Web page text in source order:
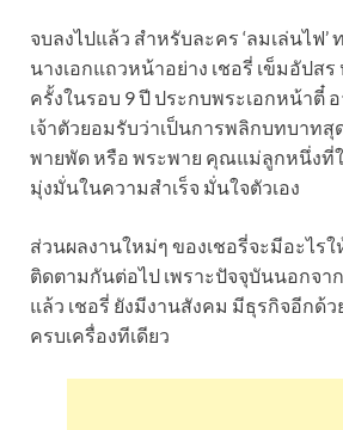
จบลงไปแล้ว สำหรับละคร ‘ลมเล่นไฟ’
นางเอกแถวหน้าอย่าง เชอรี่ เข็มอัปส
ครั้งในรอบ 9 ปี ประกบพระเอกหน้าตี๋ อ
เจ้าตัวยอมรับว่าเป็นการพลิกบทบาทสุ
พายพัด หรือ พระพาย คุณแม่ลูกหนึ่งที่
มุ่งมั่นในความสำเร็จ มั่นใจตัวเอง
ส่วนผลงานใหม่ๆ ของเชอรี่จะมีอะไร
ติดตามกันต่อไป เพราะปัจจุบันนอกจา
แล้ว เชอรี่ ยังมีงานสังคม มีธุรกิจอีกด้ว
ครบเครื่องทีเดียว